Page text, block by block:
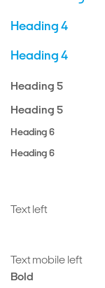
Heading 4
Heading 4
Heading 5
Heading 5
Heading 6
Heading 6
Text left
Text mobile left
Bold